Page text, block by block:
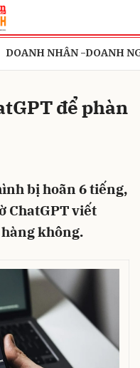
DOANH NHÂN -DOANH
để phàn
bị hoãn 6 tiếng,
ChatGPT viết
không.
Hủy